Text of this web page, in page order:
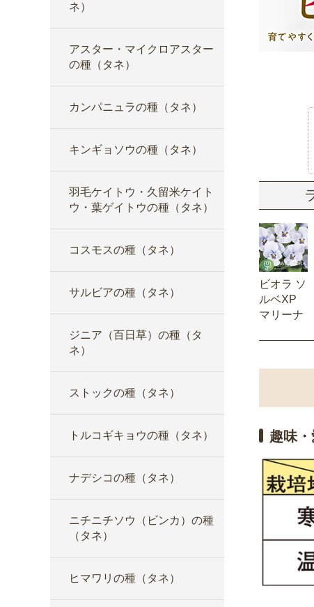
ネ）
アスター・マイクロアスター
の種（タネ）
カンパニュラの種（タネ）
キンギョソウの種（タネ）
羽毛ケイトウ・久留米ケイト
ウ・葉ゲイトウの種（タネ）
コスモスの種（タネ）
サルビアの種（タネ）
ジニア（百日草）の種（タ
ネ）
ストックの種（タネ）
トルコギキョウの種（タネ）
ナデシコの種（タネ）
ニチニチソウ（ビンカ）の種
（タネ）
ヒマワリの種（タネ）
ビオラ ソ
ルベXP
マリーナ
趣味